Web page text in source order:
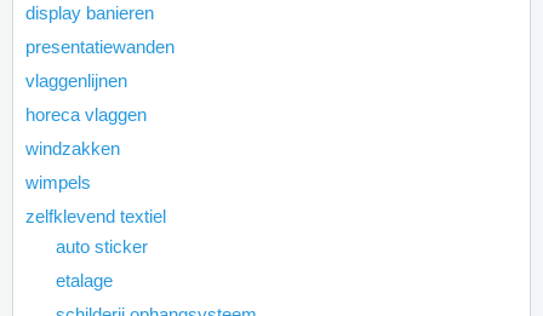
display banieren
presentatiewanden
vlaggenlijnen
horeca vlaggen
windzakken
wimpels
zelfklevend textiel
auto sticker
etalage